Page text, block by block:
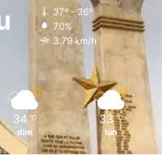
g
r
k
37º - 26º
70%
3.79 km/h
34 ℃
dim
33 ℃
lun